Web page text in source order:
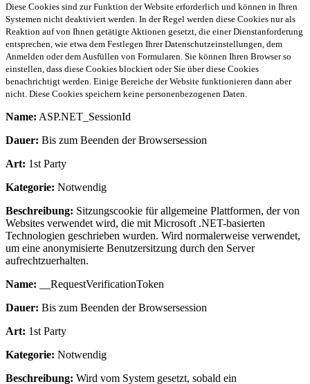
Diese Cookies sind zur Funktion der Website erforderlich und können in Ihren
Systemen nicht deaktiviert werden. In der Regel werden diese Cookies nur als
Reaktion auf von Ihnen getätigte Aktionen gesetzt, die einer Dienstanforderung
entsprechen, wie etwa dem Festlegen Ihrer Datenschutzeinstellungen, dem
Anmelden oder dem Ausfüllen von Formularen. Sie können Ihren Browser so
einstellen, dass diese Cookies blockiert oder Sie über diese Cookies
benachrichtigt werden. Einige Bereiche der Website funktionieren dann aber
nicht. Diese Cookies speichern keine personenbezogenen Daten.
Name: ASP.NET_SessionId
Dauer: Bis zum Beenden der Browsersession
Art: 1st Party
Kategorie: Notwendig
Beschreibung: Sitzungscookie für allgemeine Plattformen, der von
Websites verwendet wird, die mit Microsoft .NET-basierten
Technologien geschrieben wurden. Wird normalerweise verwendet,
um eine anonymisierte Benutzersitzung durch den Server
aufrechtzuerhalten.
Name: __RequestVerificationToken
Dauer: Bis zum Beenden der Browsersession
Art: 1st Party
Kategorie: Notwendig
Beschreibung: Wird vom System gesetzt, sobald ein